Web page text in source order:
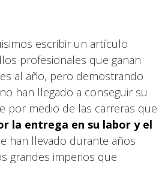
escribir un artículo
profesionales que ganan
al año, pero demostrando
han llegado a conseguir su
por medio de las carreras que
la entrega en su labor y el
han llevado durante años
grandes imperios que